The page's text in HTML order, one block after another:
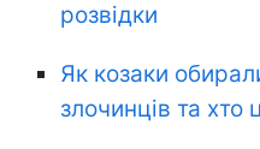
розвідки
Як козаки
злочинців та хто